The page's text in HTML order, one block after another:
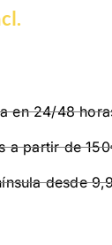
en 24/48
a partir de
desde